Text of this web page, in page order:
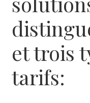
et trois
tarifs: